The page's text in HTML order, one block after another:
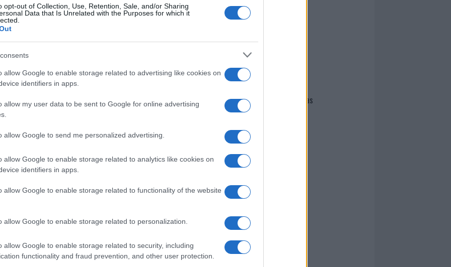
opt-out of Collection, Use, Retention, Sale, and/or Sharing
Data that Is Unrelated with the Purposes for which it
allow Google to enable storage related to advertising like cookies on
identifiers in apps.
allow my user data to be sent to Google for online advertising
allow Google to send me personalized advertising.
allow Google to enable storage related to analytics like cookies on
identifiers in apps.
allow Google to enable storage related to functionality of the website
allow Google to enable storage related to personalization.
allow Google to enable storage related to security, including
functionality and fraud prevention, and other user protection.
Via Toscana San Teodoro
San Teodoro
di GalluraOggi.it
i tuoi video e le tue foto
+39 345 356 7512
news daGoogle News
I nostri cari
I nostri cari
Giovannimaria Cabras